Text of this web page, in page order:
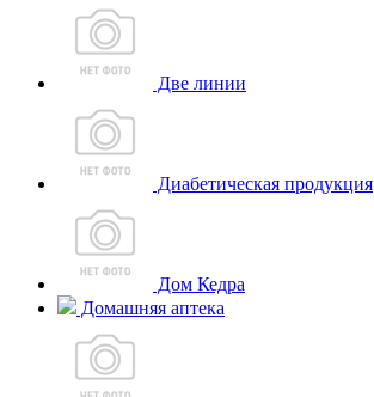
Две линии
Диабетическая продукция
Дом Кедра
Домашняя аптека